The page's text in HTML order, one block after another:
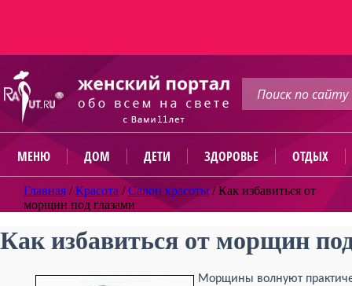
МЕНЮ ДОМ ДЕТИ ЗДОРОВЬЕ ОТДЫХ
Главная /Красота /Салон красоты /Как избавиться от
морщин под глазами
Как избавиться от морщин
Морщины волнуют